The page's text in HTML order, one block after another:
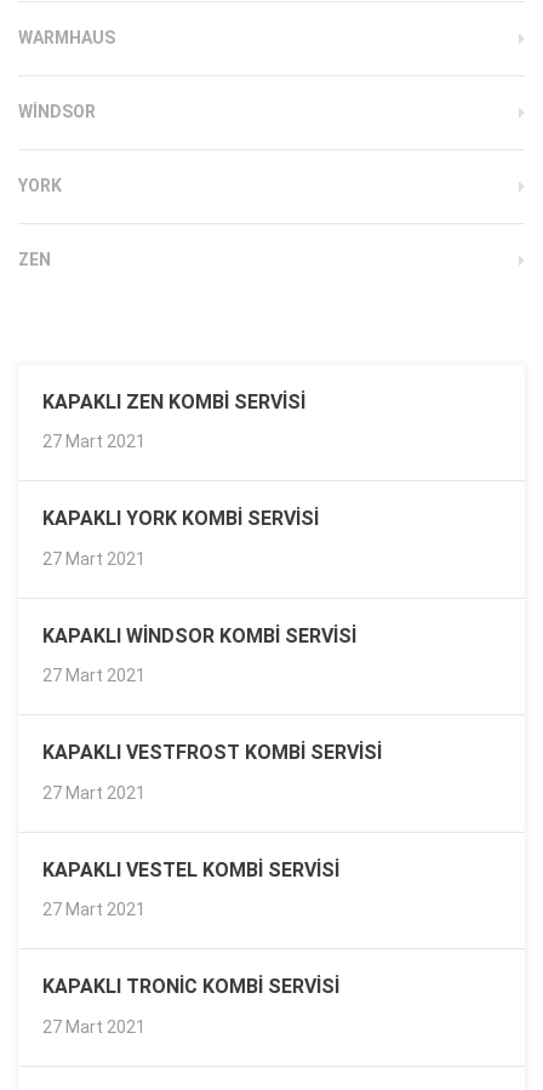
WARMHAUS
WINDSOR
YORK
ZEN
KAPAKLI ZEN KOMBI SERVISI
27 Mart 2021
KAPAKLI YORK KOMBI SERVISI
27 Mart 2021
KAPAKLI WINDSOR KOMBI SERVISI
27 Mart 2021
KAPAKLI VESTFROST KOMBI SERVISI
27 Mart 2021
KAPAKLI VESTEL KOMBI SERVISI
27 Mart 2021
KAPAKLI TRONIC KOMBI SERVISI
27 Mart 2021